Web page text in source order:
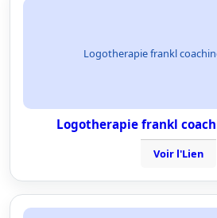
Logotherapie frankl
Logotherapie frankl
Voir l'Lien